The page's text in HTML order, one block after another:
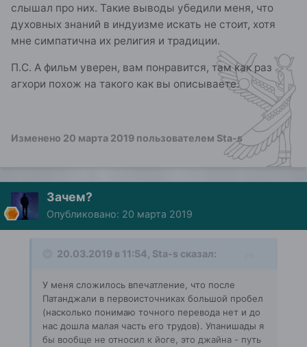
слышал про них. Такие выводы убедили меня, что
духовных знаний в индуизме искать не стоит, хотя
мне симпатична их религия и традиции.
П.С. А фильм уверен, вам понравится, там как раз
агхори похож на такого как вы описываете.
Изменено 20 марта 2019 пользователем Sta-s
Зачем?
Опубликовано: 20 марта 2019
20.03.2019 в 11:54, Sta-s сказал:
У меня сложилось впечатление, что после
Патанджали в первоисточниках большой пробел
(насколько понимаю точного перевода нет и до
нас дошла малая часть его трудов). Упанишады я
бы вообще не относил к йоге, это джайна - путь